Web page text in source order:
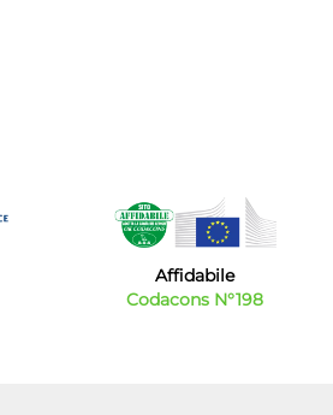
Affidabile
Codacons N°198